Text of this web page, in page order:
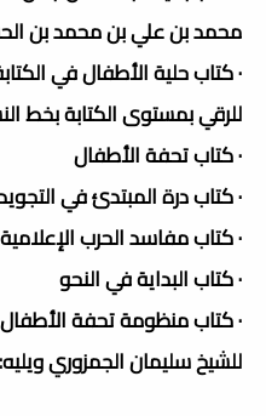
محمد بن علي بن محمد بن
· كتاب حلية الأطفال في
للرقي بمستوى الكتابة بخط
· كتاب تحفة الأطفال
· كتاب درة المبتدئ في
· كتاب مفاسد الحرب الإعلامية
· كتاب البداية في النحو
· كتاب منظومة تحفة
للشيخ سليمان الجمزوري